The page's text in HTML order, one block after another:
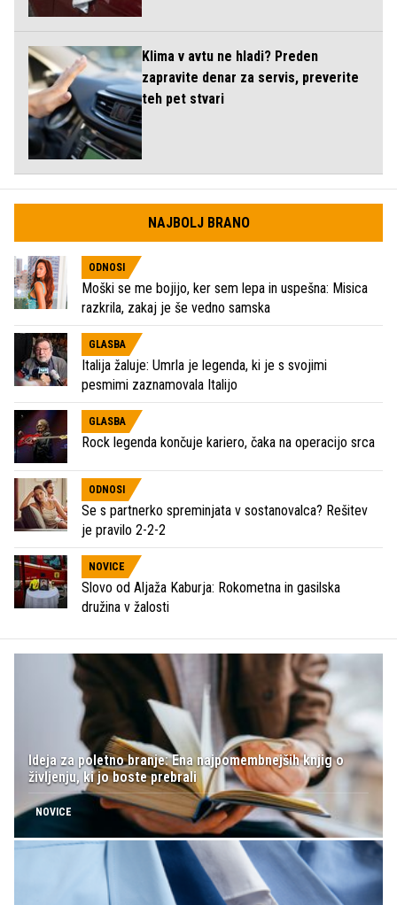
Klima v avtu ne hladi? Preden
zapravite denar za servis, preverite
teh pet stvari
NAJBOLJ BRANO
ODNOSI
Moški se me bojijo, ker sem lepa in uspešna: Misica
razkrila, zakaj je še vedno samska
GLASBA
Italija žaluje: Umrla je legenda, ki je s svojimi
pesmimi zaznamovala Italijo
GLASBA
Rock legenda končuje kariero, čaka na operacijo srca
ODNOSI
Se s partnerko spreminjata v sostanovalca? Rešitev
je pravilo 2-2-2
NOVICE
Slovo od Aljaža Kaburja: Rokometna in gasilska
družina v žalosti
Ideja za poletno branje: Ena najpomembnejših knjig o
življenju, ki jo boste prebrali
NOVICE